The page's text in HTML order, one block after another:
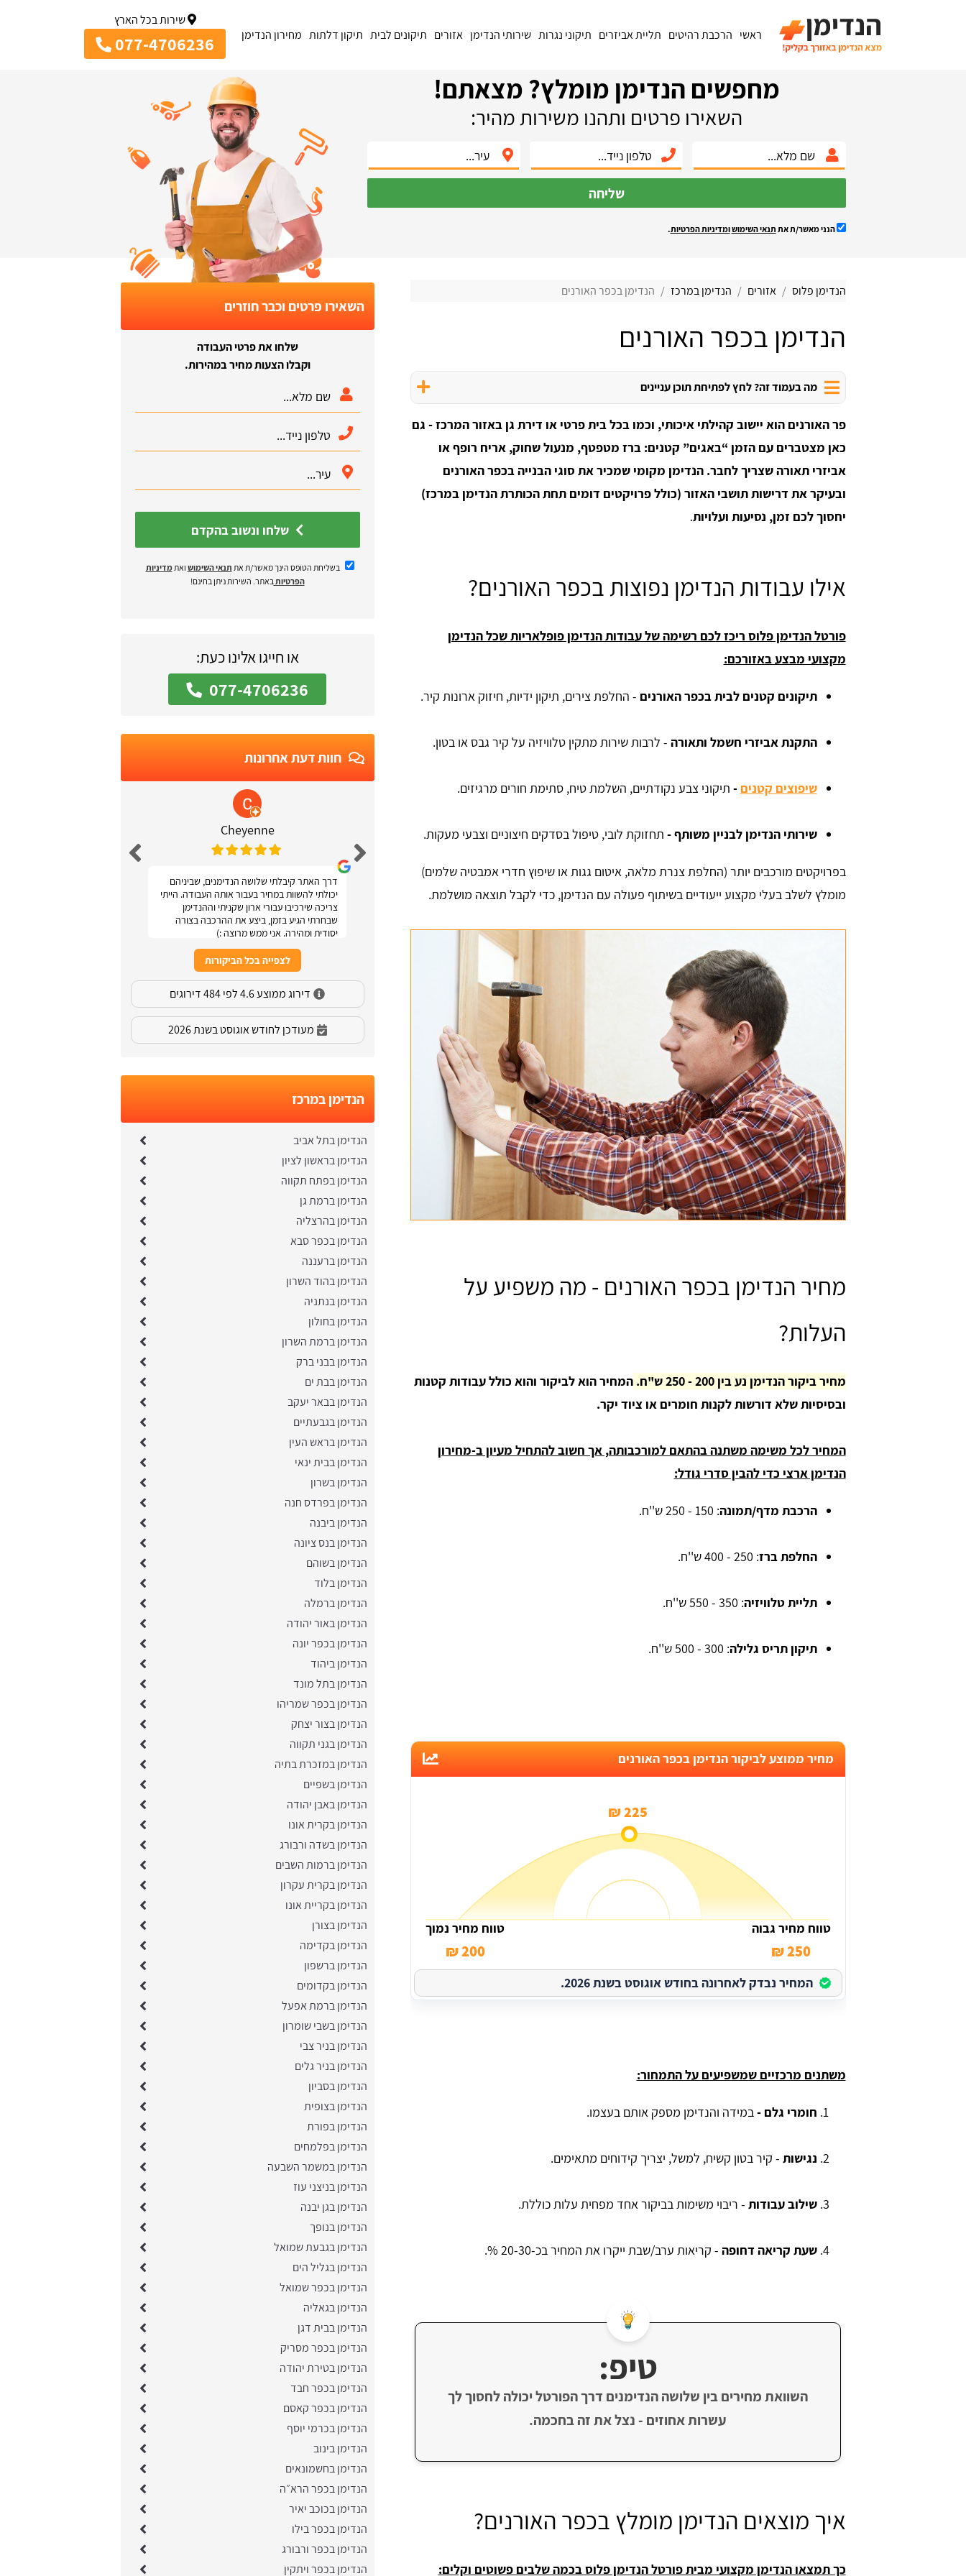
ראשי הרכבת רהיטים תליית אביזרים תיקוני נגרות שירותי הנדימן אזורים תיקונים לבית תיקון דלתות מחירון הנדימן
שירות בכל הארץ
077-4706236
מחפשים הנדימן מומלץ? מצאתם!
השאירו פרטים ותהנו משירות מהיר:
שליחה
הנני מאשר/ת את תנאי השימושומדיניות הפרטיות.
הנדימן פלוס אזורים הנדימן במרכז הנדימן בכפר האורנים
הנדימן בכפר האורנים
מה בעמוד זה? לחץ לפתיחת תוכן עניינים
פר האורנים הוא יישוב קהילתי איכותי, וכמו בכל בית פרטי או דירת גן באזור המרכז - גם
כאן מצטברים עם הזמן “באגים” קטנים: ברז מטפטף, מנעול שחוק, אריח רופף או
אביזרי תאורה שצריך לחבר. הנדימן מקומי שמכיר את סוגי הבנייה בכפר האורנים
ובעיקר את דרישות תושבי האזור (כולל פרויקטים דומים תחת הכותרת הנדימן במרכז)
יחסוך לכם זמן, נסיעות ועלויות.
אילו עבודות הנדימן נפוצות בכפר האורנים?
פורטל הנדימן פלוס ריכז לכם רשימה של עבודות הנדימן פופלאריות שכל הנדימן
מקצועי מבצע באזורכם:
תיקונים קטנים לבית בכפר האורנים - החלפת צירים, תיקון ידיות, חיזוק ארונות קיר.
התקנת אביזרי חשמל ותאורה - לרבות שירות מתקין טלוויזיה על קיר גבס או בטון.
שיפוצים קטנים - תיקוני צבע נקודתיים, השלמת טיח, סתימת חורים מרגיזים.
שירותי הנדימן לבניין משותף - תחזוקת לובי, טיפול בסדקים חיצוניים וצבעי מעקות.
בפרויקטים מורכבים יותר (החלפת צנרת מלאה, איטום גגות או שיפוץ חדרי אמבטיה שלמים)
מומלץ לשלב בעלי מקצוע ייעודיים בשיתוף פעולה עם הנדימן, כדי לקבל תוצאה מושלמת.
מחיר הנדימן בכפר האורנים - מה משפיע על
העלות?
מחיר ביקור הנדימן נע בין 200 - 250 ש"ח.
המחיר הוא לביקור והוא כולל עבודות קטנות
ובסיסיות שלא דורשות לקנות חומרים או ציוד יקר.
המחיר לכל משימה משתנה בהתאם למורכבותה, אך חשוב להתחיל מעיון ב-מחירון
הנדימן ארצי כדי להבין סדרי גודל:
הרכבת מדף/תמונה: 150 - 250 ש''ח.
החלפת ברז: 250 - 400 ש''ח.
תליית טלוויזיה: 350 - 550 ש''ח.
תיקון תריס גלילה: 300 - 500 ש''ח.
מחיר ממוצע לביקור הנדימן בכפר האורנים
225 ₪
טווח מחיר גבוה
250 ₪
טווח מחיר נמוך
200 ₪
המחיר נבדק לאחרונה בחודש אוגוסט בשנת 2026.
משתנים מרכזיים שמשפיעים על התמחור:
חומרי גלם -במידה והנדימן מספק אותם בעצמו.
נגישות - קיר בטון קשיח, למשל, יצריך קידוחים מתאימים.
שילוב עבודות - ריבוי משימות בביקור אחד מפחית עלות כוללת.
שעת קריאה דחופה - קריאות ערב/שבת ייקרו את המחיר בכ-20-30 %.
טיפ:
השוואת מחירים בין שלושה הנדימנים דרך הפורטל יכולה לחסוך לך
עשרות אחוזים - נצל את זה בחכמה.
איך מוצאים הנדימן מומלץ בכפר האורנים?
כך תמצאו הנדימן מקצועי מבית פורטל הנדימן פלוס בכמה שלבים פשוטים וקלים:
השאירו פרטים וכבר חוזרים
שלחו את פרטי העבודה
וקבלו הצעות מחיר במהירות.
שלחו ונשוב בהקדם
בשליחת הטופס הינך מאשר/ת את תנאי השימוש ואתמדיניות
הפרטיותבאתר. השירות ניתן בחינם!
או חייגו אלינו כעת:
077-4706236
חוות דעת אחרונות
Cheyenne
דרך האתר קיבלתי שלושה הנדימנים, שביניהם
יכולתי להשוות במחיר בעבור אותה העבודה. הייתי
צריכה שירכיבו עבורי ארון שקניתי וההנדימן
שבחרתי הגיע בזמן, ביצע את ההרכבה בצורה
יסודית ומהירה. אני ממש מרוצה :)
Ruth Moatti David Tabadi
לצפייה בכל הביקורות
דירוג ממוצע 4.6 לפי 484 דירוגים
מעודכן לחודש אוגוסט בשנת 2026
הנדימן במרכז
הנדימן בתל אביב
הנדימן בראשון לציון
הנדימן בפתח תקווה
הנדימן ברמת גן
הנדימן בהרצליה
הנדימן בכפר סבא
הנדימן ברעננה
הנדימן בהוד השרון
הנדימן בנתניה
הנדימן בחולון
הנדימן ברמת השרון
הנדימן בבני ברק
הנדימן בבת ים
הנדימן בבאר יעקב
הנדימן בגבעתיים
הנדימן בראש העין
הנדימן בבית ינאי
הנדימן בשרון
הנדימן בפרדס חנה
הנדימן ביבנה
הנדימן בנס ציונה
הנדימן בשוהם
הנדימן בלוד
הנדימן ברמלה
הנדימן באור יהודה
הנדימן בכפר יונה
הנדימן ביהוד
הנדימן בתל מונד
הנדימן בכפר שמריהו
הנדימן בצור יצחק
הנדימן בגני תקווה
הנדימן במזכרת בתיה
הנדימן בשפיים
הנדימן באבן יהודה
הנדימן בקרית אונו
הנדימן בשדה ורבורג
הנדימן ברמות השבים
הנדימן בקרית עקרון
הנדימן בקריית אונו
הנדימן בצורן
הנדימן בקדימה
הנדימן ברשפון
הנדימן בקדומים
הנדימן ברמת אפעל
הנדימן בשבי שומרון
הנדימן בניר צבי
הנדימן בניר גלים
הנדימן בסביון
הנדימן בצופית
הנדימן בפורת
הנדימן בפלמחים
הנדימן במשמר השבעה
הנדימן בניצני עוז
הנדימן בגן יבנה
הנדימן בנופך
הנדימן בגבעת שמואל
הנדימן בגליל הים
הנדימן בכפר שמואל
הנדימן בגאליה
הנדימן בבית דגן
הנדימן בכפר מסריק
הנדימן בטירת יהודה
הנדימן בכפר חבד
הנדימן בכפר קאסם
הנדימן בכרמי יוסף
הנדימן בינוב
הנדימן בחשמונאים
הנדימן בכפר הרא״ה
הנדימן בכוכב יאיר
הנדימן בכפר בילו
הנדימן בכפר ורבורג
הנדימן בכפר ויתקין